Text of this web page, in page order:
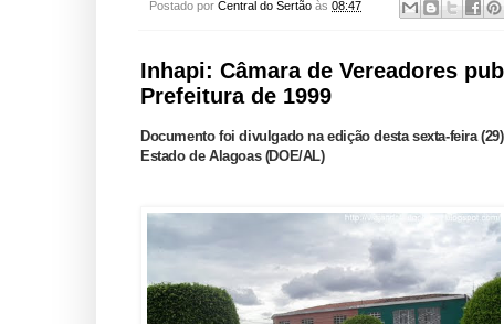
Postado por Central do Sertão às 08:47
Inhapi: Câmara de Vereadores
Prefeitura de 1999
Documento foi divulgado na edição desta sexta-feira
Estado de Alagoas (DOE/AL)